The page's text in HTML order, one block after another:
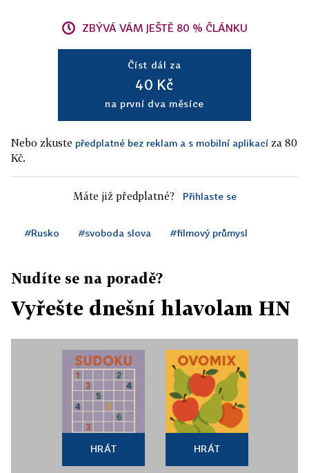
ZBÝVÁ VÁM JEŠTĚ 80 % ČLÁNKU
Číst dál za
40 Kč
na první dva měsíce
Nebo zkuste předplatné bez reklam a s mobilní aplikací za 80
Kč.
Máte již předplatné? Přihlaste se
#Rusko #svoboda slova #filmový průmysl
Nudíte se na poradě?
Vyřešte dnešní hlavolam HN
HRÁT HRÁT